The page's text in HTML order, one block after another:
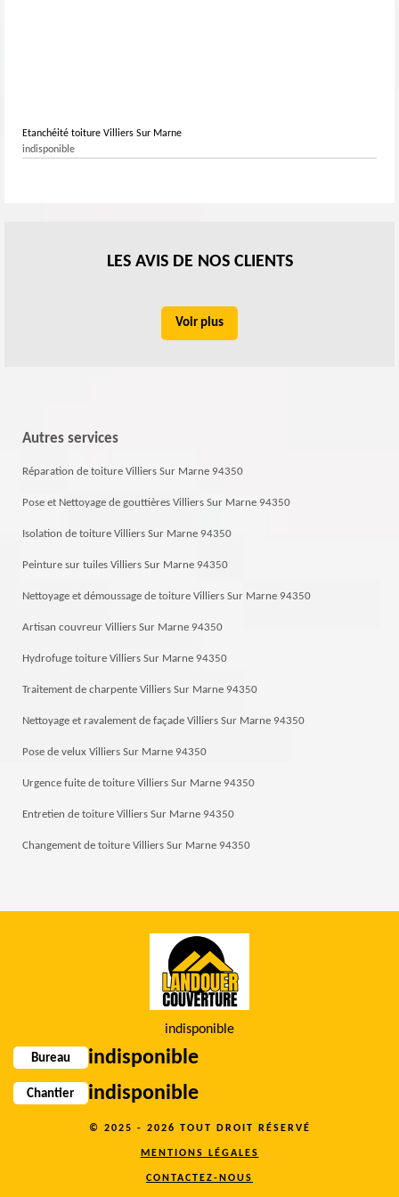
Etanchéité toiture Villiers Sur Marne
indisponible
LES AVIS DE NOS CLIENTS
Voir plus
Autres services
Réparation de toiture Villiers Sur Marne 94350
Pose et Nettoyage de gouttières Villiers Sur Marne 94350
Isolation de toiture Villiers Sur Marne 94350
Peinture sur tuiles Villiers Sur Marne 94350
Nettoyage et démoussage de toiture Villiers Sur Marne 94350
Artisan couvreur Villiers Sur Marne 94350
Hydrofuge toiture Villiers Sur Marne 94350
Traitement de charpente Villiers Sur Marne 94350
Nettoyage et ravalement de façade Villiers Sur Marne 94350
Pose de velux Villiers Sur Marne 94350
Urgence fuite de toiture Villiers Sur Marne 94350
Entretien de toiture Villiers Sur Marne 94350
Changement de toiture Villiers Sur Marne 94350
indisponible
Bureau indisponible
Chantier indisponible
© 2025 - 2026 TOUT DROIT RÉSERVÉ
MENTIONS LÉGALES
CONTACTEZ-NOUS